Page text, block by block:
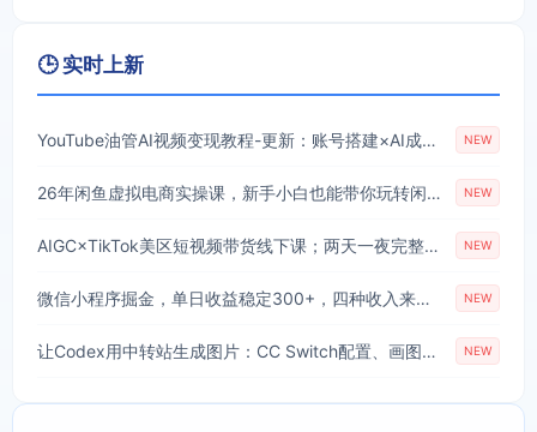
🕒 实时上新
YouTube油管AI视频变现教程-更新：账号搭建×AI成片×去重限流解决方案×YPP变现×AI真人生成×人物一致性 NEW
26年闲鱼虚拟电商实操课，新手小白也能带你玩转闲鱼，轻松日入四位数 NEW
AIGC×TikTok美区短视频带货线下课；两天一夜完整回放，12小时高清视频收录头部操盘手全流程教学 NEW
微信小程序掘金，单日收益稳定300+，四种收入来源，真正的靠谱可落地项目 NEW
让Codex用中转站生成图片：CC Switch配置、画图能力检测与全局Skill教程 NEW